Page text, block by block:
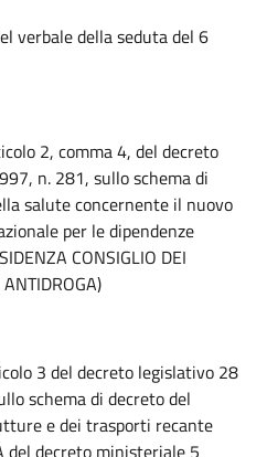
verbale della seduta del 6
2, comma 4, del decreto
n. 281, sullo schema di
salute concernente il nuovo
per le dipendenze
CONSIGLIO DEI
3 del decreto legislativo 28
schema di decreto del
e dei trasporti recante
del decreto ministeriale 5